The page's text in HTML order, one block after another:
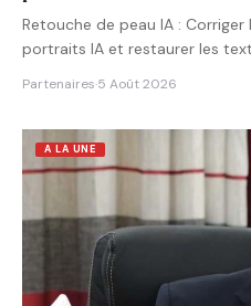
Retouche de peau IA :
portraits IA et restaurer les
Partenaires·5 Août 2026
A LA UNE